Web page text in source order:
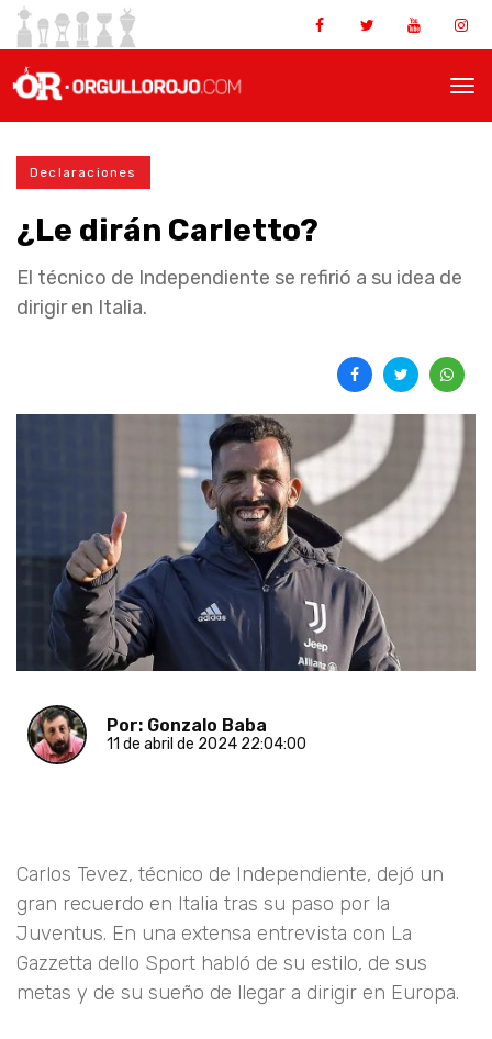
Declaraciones
¿Le dirán Carletto?
El técnico de Independiente se refirió a su idea de
dirigir en Italia.
Por: Gonzalo Baba
11 de abril de 2024 22:04:00
Carlos Tevez, técnico de Independiente, dejó un
gran recuerdo en Italia tras su paso por la
Juventus. En una extensa entrevista con La
Gazzetta dello Sport habló de su estilo, de sus
metas y de su sueño de llegar a dirigir en Europa.